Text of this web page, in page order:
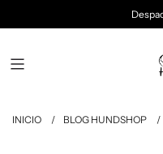
INICIO / BLOG HUNDSHOP /